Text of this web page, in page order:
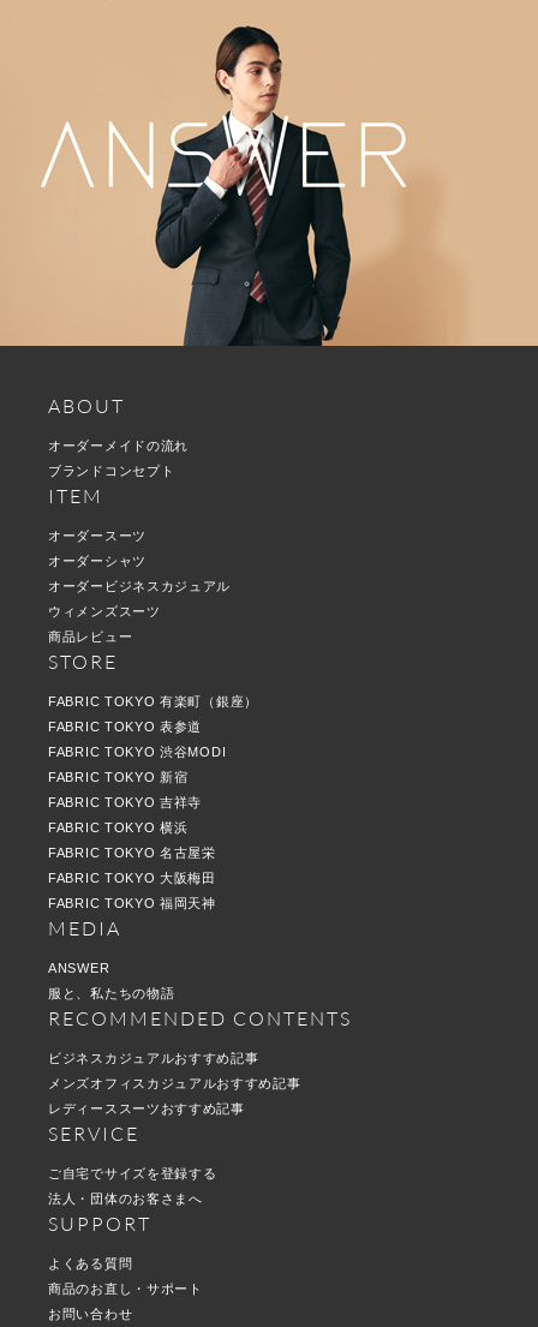
ABOUT
オーダーメイドの流れ
ブランドコンセプト
ITEM
オーダースーツ
オーダーシャツ
オーダービジネスカジュアル
ウィメンズスーツ
商品レビュー
STORE
FABRIC TOKYO 有楽町（銀座）
FABRIC TOKYO 表参道
FABRIC TOKYO 渋谷MODI
FABRIC TOKYO 新宿
FABRIC TOKYO 吉祥寺
FABRIC TOKYO 横浜
FABRIC TOKYO 名古屋栄
FABRIC TOKYO 大阪梅田
FABRIC TOKYO 福岡天神
MEDIA
ANSWER
服と、私たちの物語
RECOMMENDED CONTENTS
ビジネスカジュアルおすすめ記事
メンズオフィスカジュアルおすすめ記事
レディーススーツおすすめ記事
SERVICE
ご自宅でサイズを登録する
法人・団体のお客さまへ
SUPPORT
よくある質問
商品のお直し・サポート
お問い合わせ